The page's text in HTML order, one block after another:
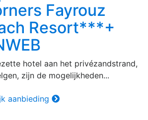
Fayrouz
Resort***+
hotel aan het privézandstrand,
zijn de mogelijkheden...
aanbieding